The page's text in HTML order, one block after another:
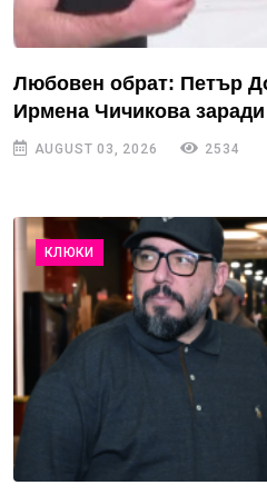
Любовен обрат: Петър
Ирмена Чичикова
AUGUST 03, 2026 2534
КЛЮКИ